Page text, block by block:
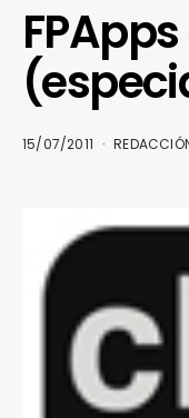
15/07/2011